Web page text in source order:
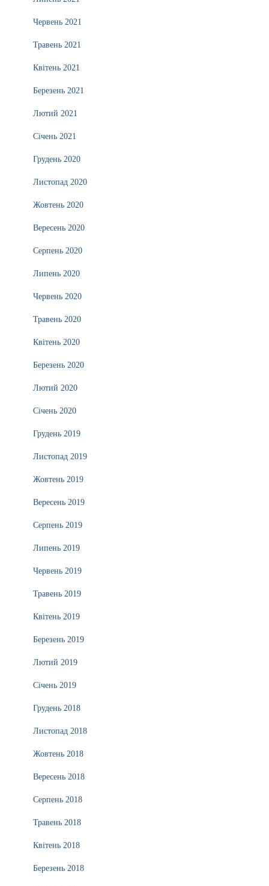
Червень 2021
Травень 2021
Квітень 2021
Березень 2021
Лютий 2021
Січень 2021
Грудень 2020
Листопад 2020
Жовтень 2020
Вересень 2020
Серпень 2020
Липень 2020
Червень 2020
Травень 2020
Квітень 2020
Березень 2020
Лютий 2020
Січень 2020
Грудень 2019
Листопад 2019
Жовтень 2019
Вересень 2019
Серпень 2019
Липень 2019
Червень 2019
Травень 2019
Квітень 2019
Березень 2019
Лютий 2019
Січень 2019
Грудень 2018
Листопад 2018
Жовтень 2018
Вересень 2018
Серпень 2018
Травень 2018
Квітень 2018
Березень 2018